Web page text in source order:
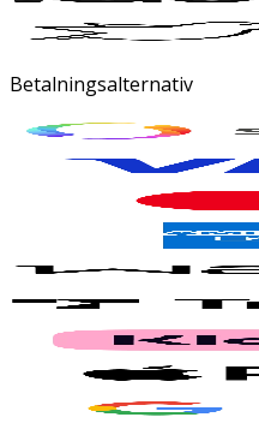
Betalningsalternativ